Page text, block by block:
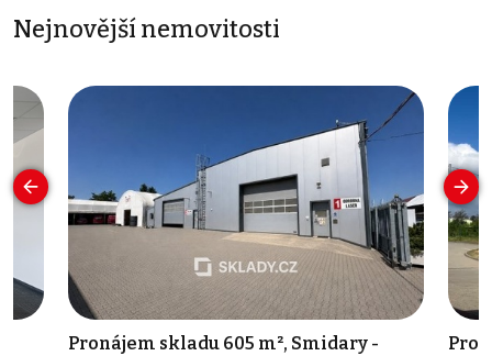
Nejnovější nemovitosti
Pronájem skladu 605 m², Smidary -